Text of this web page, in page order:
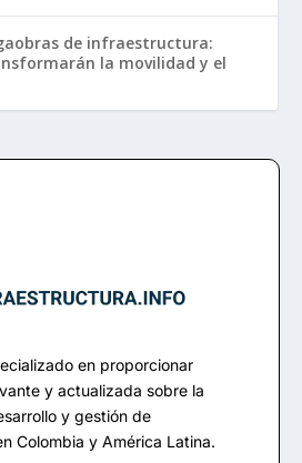
de infraestructura:
la movilidad y el
en proporcionar
y actualizada sobre la
y gestión de
Colombia y América Latina.